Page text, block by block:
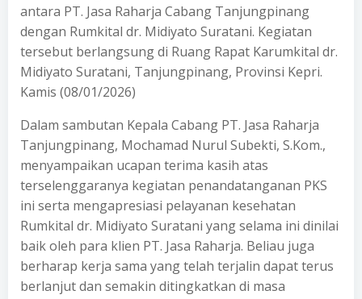
antara PT. Jasa Raharja Cabang Tanjungpinang
dengan Rumkital dr. Midiyato Suratani. Kegiatan
tersebut berlangsung di Ruang Rapat Karumkital dr.
Midiyato Suratani, Tanjungpinang, Provinsi Kepri.
Kamis (08/01/2026)
Dalam sambutan Kepala Cabang PT. Jasa Raharja
Tanjungpinang, Mochamad Nurul Subekti, S.Kom.,
menyampaikan ucapan terima kasih atas
terselenggaranya kegiatan penandatanganan PKS
ini serta mengapresiasi pelayanan kesehatan
Rumkital dr. Midiyato Suratani yang selama ini dinilai
baik oleh para klien PT. Jasa Raharja. Beliau juga
berharap kerja sama yang telah terjalin dapat terus
berlanjut dan semakin ditingkatkan di masa